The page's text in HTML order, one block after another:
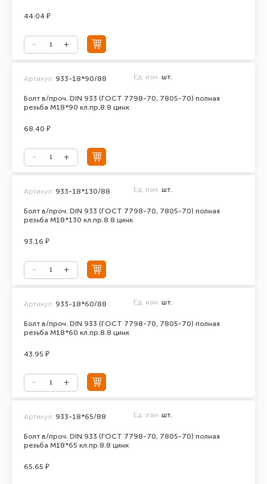
44.04 ₽
Болт в/проч. DIN 933 (ГОСТ 7798-70, 7805-70) полная
резьба М18*90 кл.пр.8.8 цинк
Артикул: 933-18*90/88 Ед. изм. шт.
68.40 ₽
Болт в/проч. DIN 933 (ГОСТ 7798-70, 7805-70) полная
резьба М18*130 кл.пр.8.8 цинк
Артикул: 933-18*130/88 Ед. изм. шт.
93.16 ₽
Болт в/проч. DIN 933 (ГОСТ 7798-70, 7805-70) полная
резьба М18*60 кл.пр.8.8 цинк
Артикул: 933-18*60/88 Ед. изм. шт.
43.95 ₽
Болт в/проч. DIN 933 (ГОСТ 7798-70, 7805-70) полная
резьба М18*65 кл.пр.8.8 цинк
Артикул: 933-18*65/88 Ед. изм. шт.
65.65 ₽